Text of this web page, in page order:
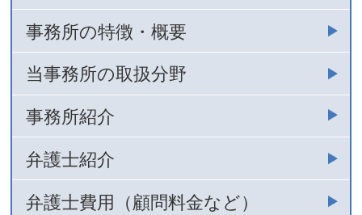
事務所の特徴・概要
当事務所の取扱分野
事務所紹介
弁護士紹介
弁護士費用（顧問料金など）